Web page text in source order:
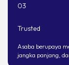
03
Trusted
Asaba berupaya
jangka panjang,